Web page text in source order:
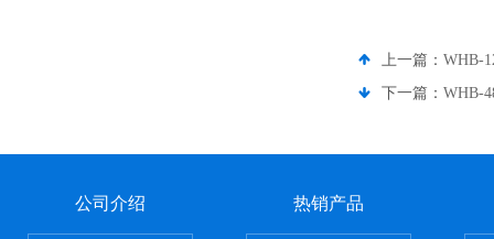
上一篇： WHB-
下一篇： WHB-
公司介绍 热销产品